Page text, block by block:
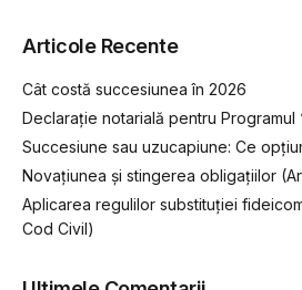
Articole Recente
Cât costă succesiunea în 2026
Declarație notarială pentru Programul
Succesiune sau uzucapiune: Ce
Novațiunea și stingerea obligațiilor
Aplicarea regulilor substituției
Cod Civil)